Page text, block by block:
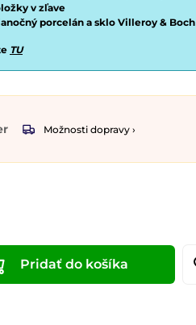
v zľave
porcelán a sklo Villeroy & Boch
TU
Možnosti dopravy ›
Pridať do košíka